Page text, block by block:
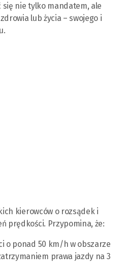
się nie tylko mandatem, ale
lub życia – swojego i
kierowców o rozsądek i
prędkości. Przypomina, że:
o ponad 50 km/h w obszarze
prawa jazdy na 3